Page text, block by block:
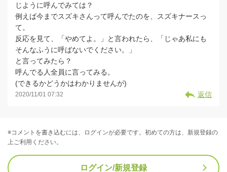
じように呼んでみては？
例えば今までスズキさんって呼んでたのを、スズキナースっ
て。
反応を見て、「やめてよ。」と言われたら、「じゃあ私にも
そんなふうに呼ばないでください。」
と言ってみたら？
呼んでる人全員に言ってみる。
(できるかどうかはわかりませんが)
2020/11/01 07:32 返信
※コメントを書き込むには、ログインが必要です。初めての方は、新規登録の
上ご利用ください。
ログイン/新規登録